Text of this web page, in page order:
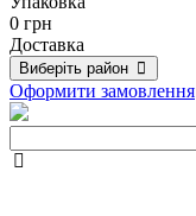
0 грн
Доставка
Виберіть район
Оформити замовлення